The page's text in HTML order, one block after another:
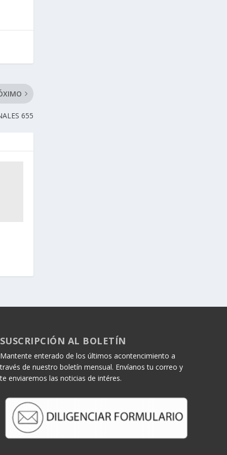
655
SUSCRIPCIÓN AL BOLETÍN
Mantente enterado de los últimos acontencimiento a
través de nuestro boletín mensual. Envíanos tu correo y
te enviaremos las noticias de intéres.